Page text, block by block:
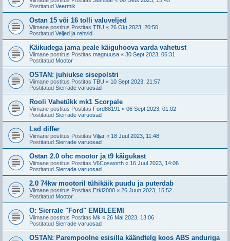
Postitatud Veermik
Ostan 15 või 16 tolli valuveljed
Viimane postitus Postitas TBU « 26 Okt 2023, 20:50
Postitatud Veljed ja rehvid
Käikudega jama peale käiguhoova varda vahetust
Viimane postitus Postitas magnuusa « 30 Sept 2023, 06:31
Postitatud Mootor
OSTAN: juhiukse sisepolstri
Viimane postitus Postitas TBU « 10 Sept 2023, 21:57
Postitatud Sierrade varuosad
Rooli Vahetükk mk1 Scorpale
Viimane postitus Postitas Ford88191 « 06 Sept 2023, 01:02
Postitatud Sierrade varuosad
Lsd differ
Viimane postitus Postitas Viljar « 18 Juul 2023, 11:48
Postitatud Sierrade varuosad
Ostan 2.0 ohc mootor ja t9 käigukast
Viimane postitus Postitas V6Cosworth « 16 Juul 2023, 14:06
Postitatud Sierrade varuosad
2.0 74kw mootoril tühikäik puudu ja puterdab
Viimane postitus Postitas Erki2000 « 26 Juun 2023, 15:52
Postitatud Mootor
O: Sierrale "Ford" EMBLEEMI
Viimane postitus Postitas Mk « 26 Mai 2023, 13:06
Postitatud Sierrade varuosad
OSTAN: Parempoolne esisilla käändtelg koos ABS anduriga